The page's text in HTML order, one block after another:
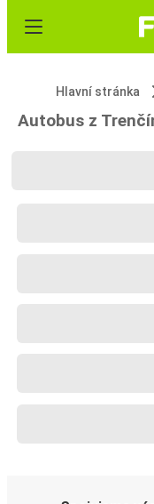
Hlavní stránka
Autobus z